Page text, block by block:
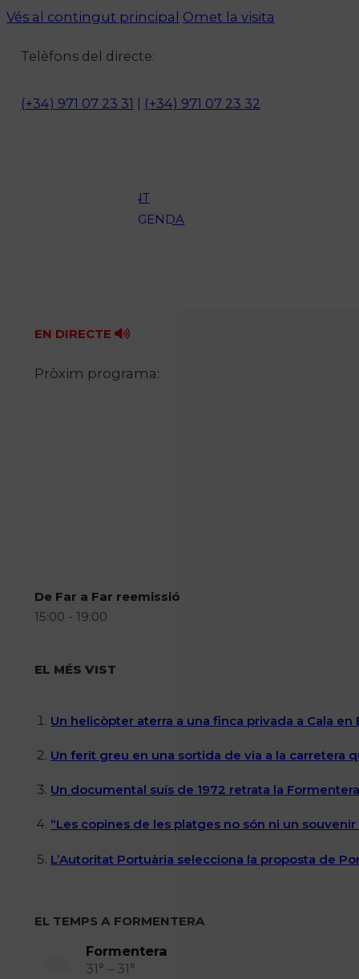
Vés al contingut principal Omet la visita
Telèfons del directe:
(+34) 971 07 23 31 (+34) 971 07 23 32
OCI
AMBIENT
AGENDA
Fes-te'n soci!
EN DIRECTE
Pròxim programa:
De Far a Far reemissió
15:00 - 19:00
EL MÉS VIST
Un helicòpter aterra a una finca privada a Cala
Un ferit greu en una sortida de via a la carretera
Un documental suís de 1972 retrata la
“Les copines de les platges no són ni un
L’Autoritat Portuària selecciona la proposta de
EL TEMPS A FORMENTERA
Formentera
31° – 31°